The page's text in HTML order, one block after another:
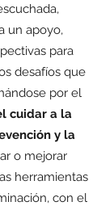
un apoyo,
para
desafíos que
por el
cuidar a la
y la
o mejorar
herramientas
con el